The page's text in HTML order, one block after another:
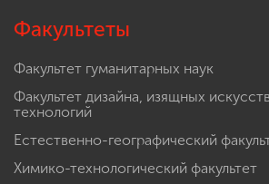
Факультеты
Факультет гуманитарных наук
Факультет дизайна, изящных
технологий
Естественно-географический
Химико-технологический факультет